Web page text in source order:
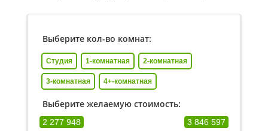
Выберите кол-во комнат:
Студия 1-комнатная 2-комнатная
3-комнатная 4+-комнатная
Выберите желаемую стоимость:
2 277 948 3 846 597